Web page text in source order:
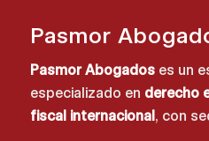
Pasmor
Pasmor Abogadoses un
especializado en derecho
fiscal internacional , con